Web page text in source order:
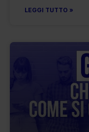
LEGGI TUTTO »